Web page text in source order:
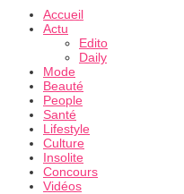
Accueil
Actu
Edito
Daily
Mode
Beauté
People
Santé
Lifestyle
Culture
Insolite
Concours
Vidéos